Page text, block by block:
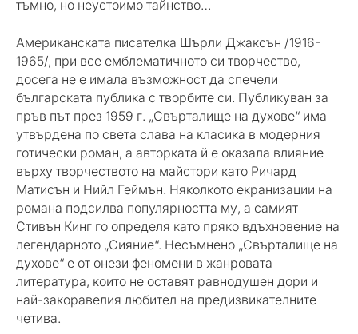
тъмно, но неустоимо тайнство…
Американската писателка Шърли Джаксън /1916-
1965/, при все емблематичното си творчество,
досега не е имала възможност да спечели
българската публика с творбите си. Публикуван за
пръв път през 1959 г. „Свърталище на духове“ има
утвърдена по света слава на класика в модерния
готически роман, а авторката й е оказала влияние
върху творчеството на майстори като Ричард
Матисън и Нийл Геймън. Няколкото екранизации на
романа подсилва популярността му, а самият
Стивън Кинг го определя като пряко вдъхновение на
легендарното „Сияние“. Несъмнено „Свърталище на
духове“ е от онези феномени в жанровата
литература, които не оставят равнодушен дори и
най-закоравелия любител на предизвикателните
четива.